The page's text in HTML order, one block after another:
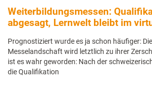
Weiterbildungsmessen:
abgesagt, Lernwelt bleibt im
Prognostiziert wurde es ja schon häufiger:
Messelandschaft wird letztlich zu ihrer
ist es wahr geworden: Nach der
die Qualifikation